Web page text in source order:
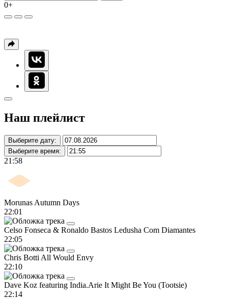
0+
Наш плейлист
Выберите дату:
Выберите время:
21:58
Morunas Autumn Days
22:01
Celso Fonseca & Ronaldo Bastos Ledusha Com Diamantes
22:05
Chris Botti All Would Envy
22:10
Dave Koz featuring India.Arie It Might Be You (Tootsie)
22:14